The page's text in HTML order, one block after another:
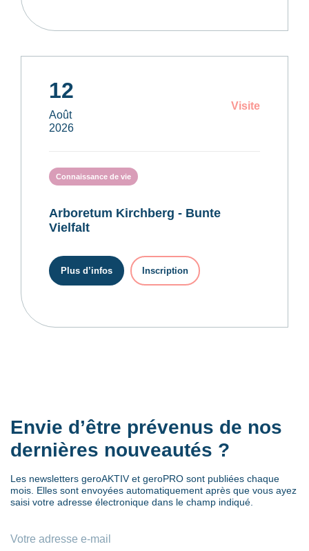
12
Août
2026
Visite
Connaissance de vie
Arboretum Kirchberg - Bunte
Vielfalt
Plus d’infos Inscription
Envie d’être prévenus de nos
dernières nouveautés ?
Les newsletters geroAKTIV et geroPRO sont publiées chaque
mois. Elles sont envoyées automatiquement après que vous ayez
saisi votre adresse électronique dans le champ indiqué.